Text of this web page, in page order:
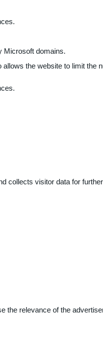
Microsoft domains.
the website to limit the
collects visitor data for
the relevance of the